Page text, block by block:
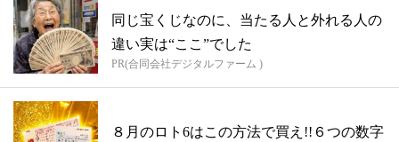
同じ宝くじなのに、当たる人と外れる人の
違い実は“ここ”でした
PR(合同会社デジタルファーム )
８月のロト6はこの方法で買え!!６つの数字